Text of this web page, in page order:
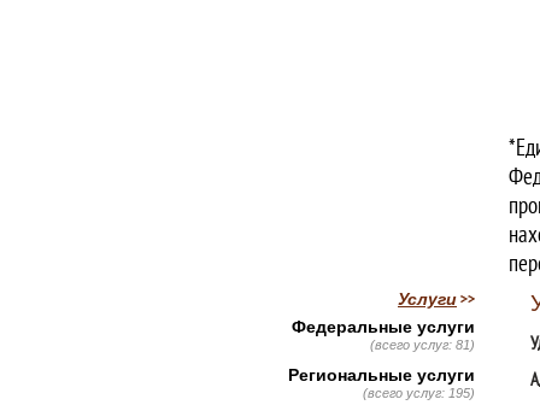
Услуги
Федеральные услуги
(всего услуг: 81)
Региональные услуги
(всего услуг: 195)